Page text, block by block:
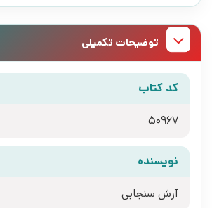
توضیحات تکمیلی
کد کتاب
50967
نویسنده
آرش سنجابی